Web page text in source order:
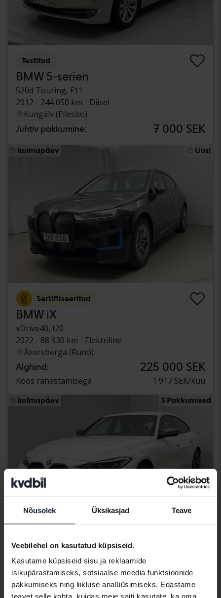
Nõusolek Üksikasjad Teave
Veebilehel on kasutatud küpsiseid.
Kasutame küpsiseid sisu ja reklaamide
isikupärastamiseks, sotsiaalse meedia funktsioonide
pakkumiseks ning liikluse analüüsimiseks. Edastame
teavet selle kohta, kuidas meie saiti kasutate, ka oma
Testitud
BMW 5-serien
520d Touring, F11
2012
244 050 km
Diisel
Kungälv (Ellesbo)
Juhtiv pakkumine: 7 000 SEK
kolmapäev Uus!
Sertifitseeritud
BMW iX
xDrive40, I20
2022
88 930 km
Elektriline
Åkersberga (Runö)
Alghind: 225 000 SEK
Koos rahastamisega 1 917 SEK/kuu
kolmapäev 3 Pakkumised
Sertifitseeritud
BMW i4
M50 xDrive, G26
2024
45 130 km
Elektriline